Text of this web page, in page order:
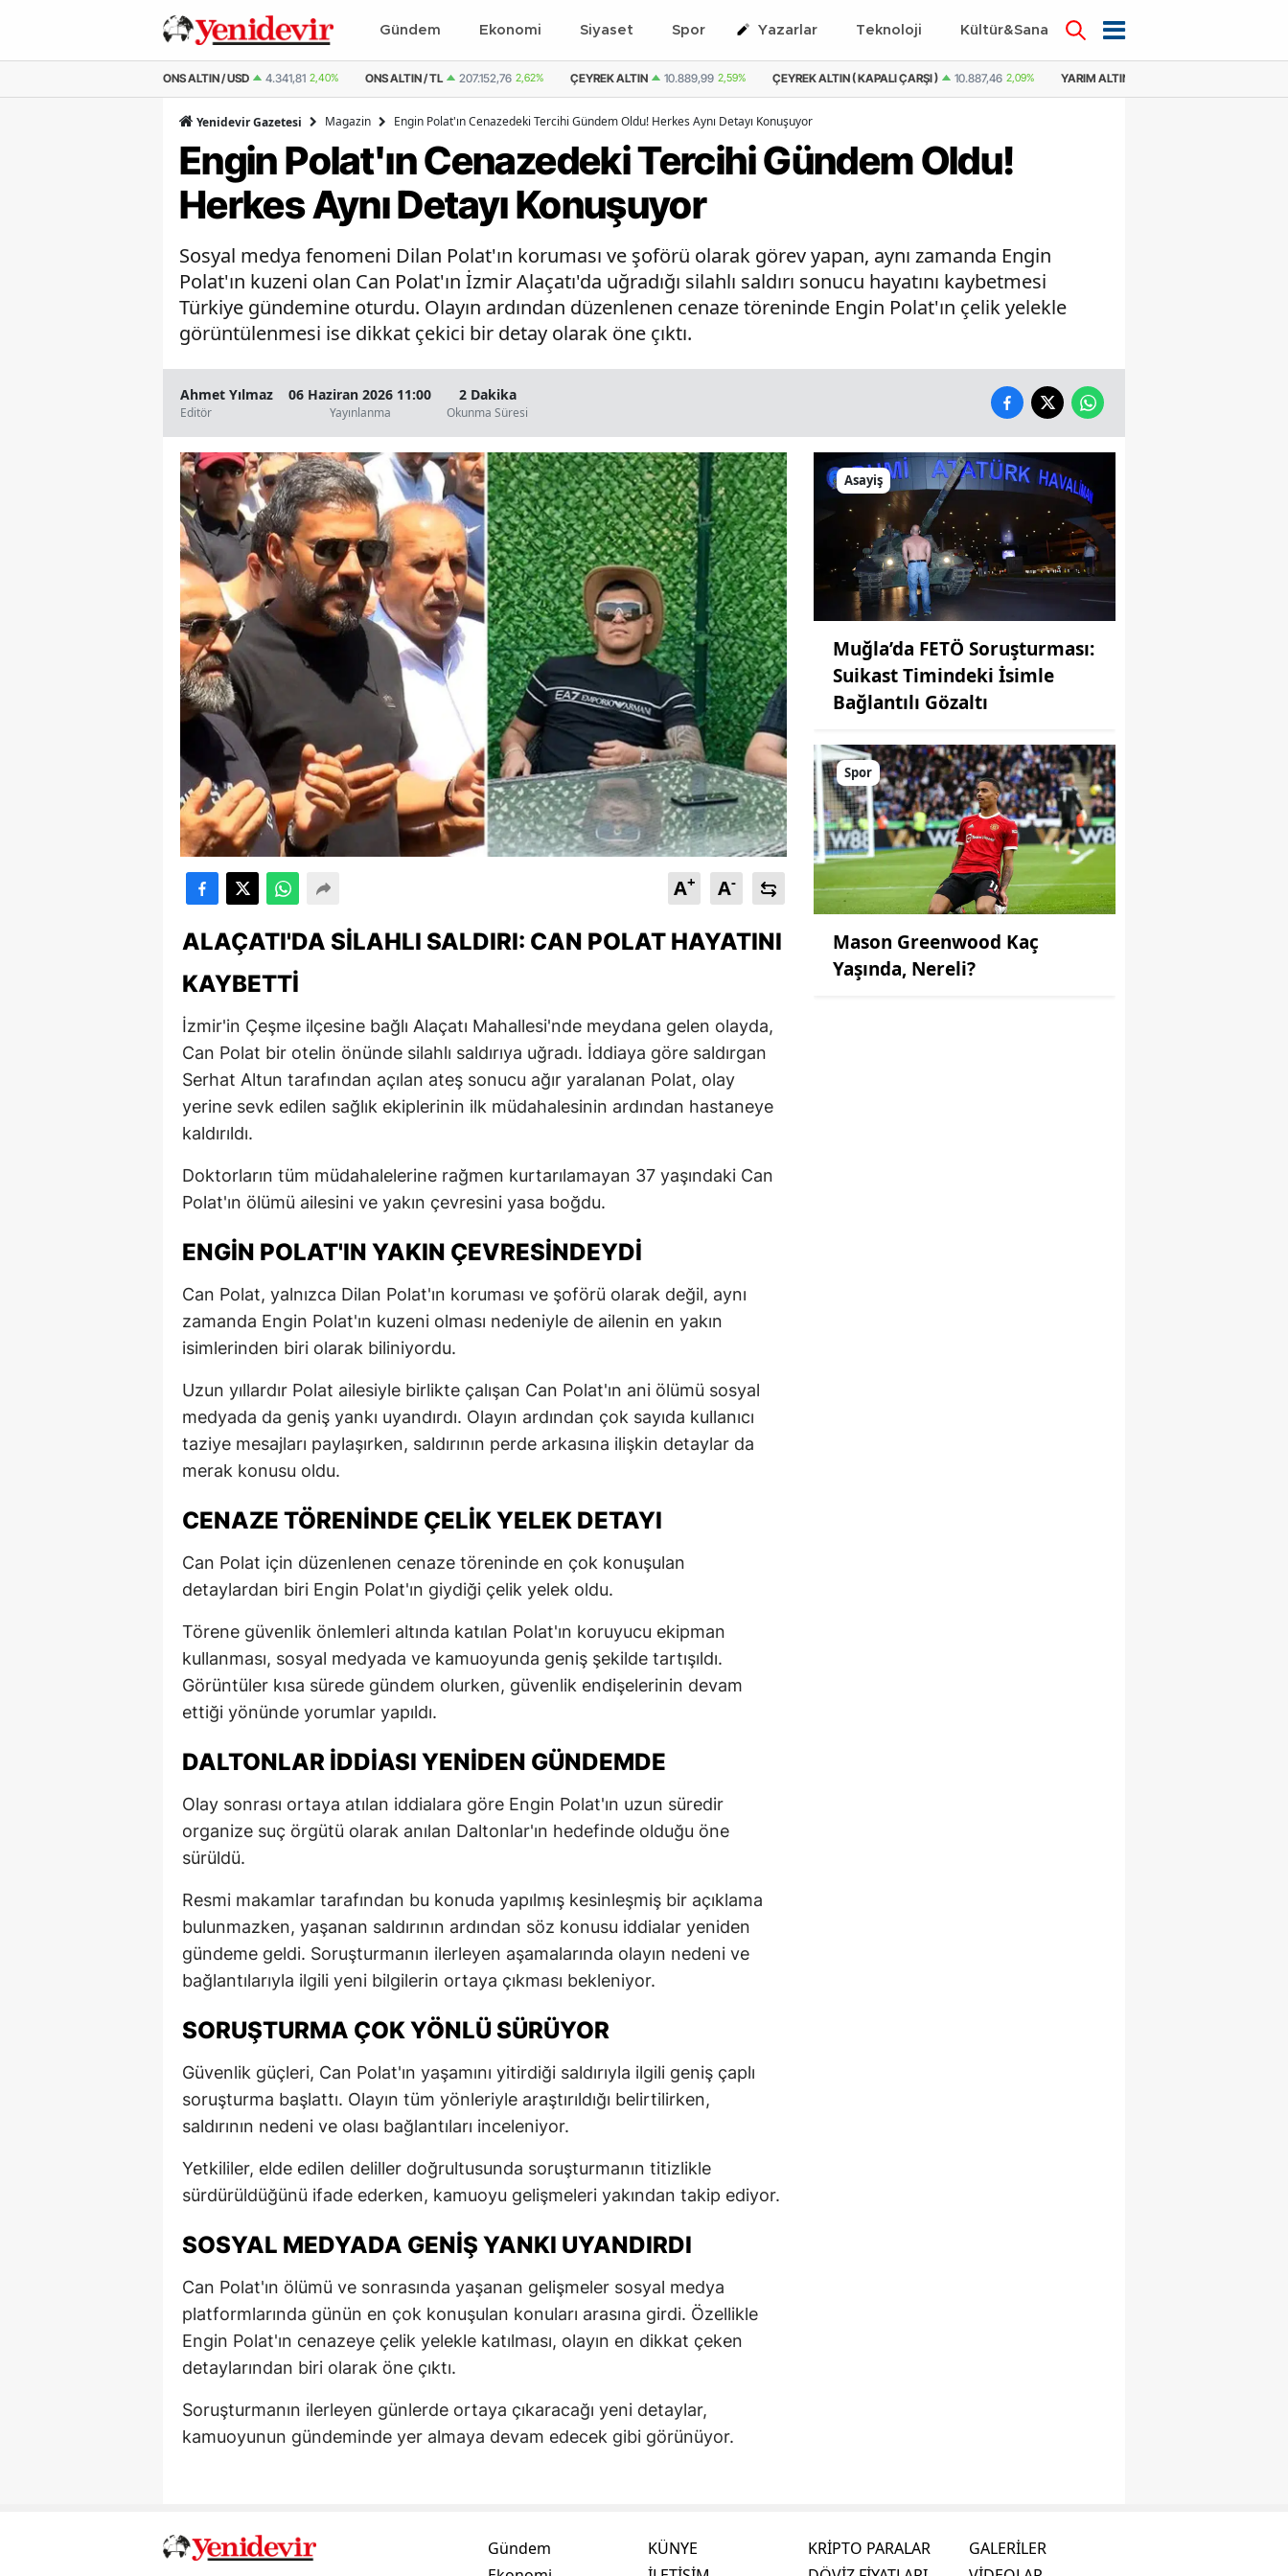
Gündem Ekonomi Siyaset Spor Yazarlar Teknoloji Kültür&Sanat
ONS ALTIN / USD 4.341,81 2,40% ONS ALTIN / TL 207.152,76 2,62% ÇEYREK ALTIN 10.889,99 2,59% ÇEYREK ALTIN ( KAPALI ÇARŞI ) 10.887,46 2,09% YARIM ALTIN
Yenidevir Gazetesi Magazin Engin Polat'ın Cenazedeki Tercihi Gündem Oldu! Herkes Aynı Detayı Konuşuyor
Engin Polat'ın Cenazedeki Tercihi Gündem Oldu!
Herkes Aynı Detayı Konuşuyor
Sosyal medya fenomeni Dilan Polat'ın koruması ve şoförü olarak görev yapan, aynı zamanda Engin
Polat'ın kuzeni olan Can Polat'ın İzmir Alaçatı'da uğradığı silahlı saldırı sonucu hayatını kaybetmesi
Türkiye gündemine oturdu. Olayın ardından düzenlenen cenaze töreninde Engin Polat'ın çelik yelekle
görüntülenmesi ise dikkat çekici bir detay olarak öne çıktı.
Ahmet Yılmaz
Editör
06 Haziran 2026 11:00
Yayınlanma
2 Dakika
Okunma Süresi
A+ A-
ALAÇATI'DA SILAHLI SALDIRI: CAN POLAT HAYATINI
KAYBETTI
İzmir'in Çeşme ilçesine bağlı Alaçatı Mahallesi'nde meydana gelen olayda,
Can Polat bir otelin önünde silahlı saldırıya uğradı. İddiaya göre saldırgan
Serhat Altun tarafından açılan ateş sonucu ağır yaralanan Polat, olay
yerine sevk edilen sağlık ekiplerinin ilk müdahalesinin ardından hastaneye
kaldırıldı.
Doktorların tüm müdahalelerine rağmen kurtarılamayan 37 yaşındaki Can
Polat'ın ölümü ailesini ve yakın çevresini yasa boğdu.
ENGIN POLAT'IN YAKIN ÇEVRESINDEYDI
Can Polat, yalnızca Dilan Polat'ın koruması ve şoförü olarak değil, aynı
zamanda Engin Polat'ın kuzeni olması nedeniyle de ailenin en yakın
isimlerinden biri olarak biliniyordu.
Uzun yıllardır Polat ailesiyle birlikte çalışan Can Polat'ın ani ölümü sosyal
medyada da geniş yankı uyandırdı. Olayın ardından çok sayıda kullanıcı
taziye mesajları paylaşırken, saldırının perde arkasına ilişkin detaylar da
merak konusu oldu.
CENAZE TÖRENINDE ÇELIK YELEK DETAYI
Can Polat için düzenlenen cenaze töreninde en çok konuşulan
detaylardan biri Engin Polat'ın giydiği çelik yelek oldu.
Törene güvenlik önlemleri altında katılan Polat'ın koruyucu ekipman
kullanması, sosyal medyada ve kamuoyunda geniş şekilde tartışıldı.
Görüntüler kısa sürede gündem olurken, güvenlik endişelerinin devam
ettiği yönünde yorumlar yapıldı.
DALTONLAR İDDIASI YENIDEN GÜNDEMDE
Olay sonrası ortaya atılan iddialara göre Engin Polat'ın uzun süredir
organize suç örgütü olarak anılan Daltonlar'ın hedefinde olduğu öne
sürüldü.
Resmi makamlar tarafından bu konuda yapılmış kesinleşmiş bir açıklama
bulunmazken, yaşanan saldırının ardından söz konusu iddialar yeniden
gündeme geldi. Soruşturmanın ilerleyen aşamalarında olayın nedeni ve
bağlantılarıyla ilgili yeni bilgilerin ortaya çıkması bekleniyor.
SORUŞTURMA ÇOK YÖNLÜ SÜRÜYOR
Güvenlik güçleri, Can Polat'ın yaşamını yitirdiği saldırıyla ilgili geniş çaplı
soruşturma başlattı. Olayın tüm yönleriyle araştırıldığı belirtilirken,
saldırının nedeni ve olası bağlantıları inceleniyor.
Yetkililer, elde edilen deliller doğrultusunda soruşturmanın titizlikle
sürdürüldüğünü ifade ederken, kamuoyu gelişmeleri yakından takip ediyor.
SOSYAL MEDYADA GENIŞ YANKI UYANDIRDI
Can Polat'ın ölümü ve sonrasında yaşanan gelişmeler sosyal medya
platformlarında günün en çok konuşulan konuları arasına girdi. Özellikle
Engin Polat'ın cenazeye çelik yelekle katılması, olayın en dikkat çeken
detaylarından biri olarak öne çıktı.
Soruşturmanın ilerleyen günlerde ortaya çıkaracağı yeni detaylar,
kamuoyunun gündeminde yer almaya devam edecek gibi görünüyor.
Asayiş
Muğla’da FETÖ Soruşturması:
Suikast Timindeki İsimle
Bağlantılı Gözaltı
Spor
Mason Greenwood Kaç
Yaşında, Nereli?
Gündem
KÜNYE
KRİPTO PARALAR
GALERİLER